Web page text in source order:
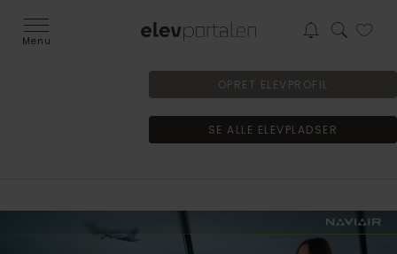
Menu
OPRET ELEVPROFIL
SE ALLE ELEVPLADSER